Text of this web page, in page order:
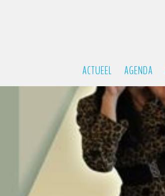
ACTUEEL AGENDA